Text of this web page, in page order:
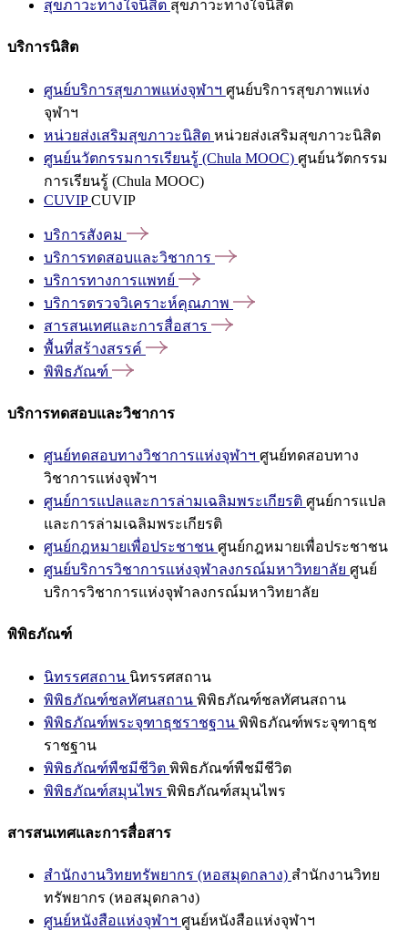
สุขภาวะทางใจนิสิต สุขภาวะทางใจนิสิต
บริการนิสิต
ศูนย์บริการสุขภาพแห่งจุฬาฯ ศูนย์บริการสุขภาพแห่ง
จุฬาฯ
หน่วยส่งเสริมสุขภาวะนิสิต หน่วยส่งเสริมสุขภาวะนิสิต
ศูนย์นวัตกรรมการเรียนรู้ (Chula MOOC) ศูนย์นวัตกรรม
การเรียนรู้ (Chula MOOC)
CUVIPCUVIP
บริการสังคม
บริการทดสอบและวิชาการ
บริการทางการแพทย์
บริการตรวจวิเคราะห์คุณภาพ
สารสนเทศและการสื่อสาร
พื้นที่สร้างสรรค์
พิพิธภัณฑ์
บริการทดสอบและวิชาการ
ศูนย์ทดสอบทางวิชาการแห่งจุฬาฯ ศูนย์ทดสอบทาง
วิชาการแห่งจุฬาฯ
ศูนย์การแปลและการล่ามเฉลิมพระเกียรติ ศูนย์การแปล
และการล่ามเฉลิมพระเกียรติ
ศูนย์กฎหมายเพื่อประชาชน ศูนย์กฎหมายเพื่อประชาชน
ศูนย์บริการวิชาการแห่งจุฬาลงกรณ์มหาวิทยาลัย ศูนย์
บริการวิชาการแห่งจุฬาลงกรณ์มหาวิทยาลัย
พิพิธภัณฑ์
นิทรรศสถาน นิทรรศสถาน
พิพิธภัณฑ์ชลทัศนสถาน พิพิธภัณฑ์ชลทัศนสถาน
พิพิธภัณฑ์พระจุฑาธุชราชฐาน พิพิธภัณฑ์พระจุฑาธุช
ราชฐาน
พิพิธภัณฑ์พืชมีชีวิต พิพิธภัณฑ์พืชมีชีวิต
พิพิธภัณฑ์สมุนไพร พิพิธภัณฑ์สมุนไพร
สารสนเทศและการสื่อสาร
สำนักงานวิทยทรัพยากร (หอสมุดกลาง) สำนักงานวิทย
ทรัพยากร (หอสมุดกลาง)
ศูนย์หนังสือแห่งจุฬาฯ ศูนย์หนังสือแห่งจุฬาฯ